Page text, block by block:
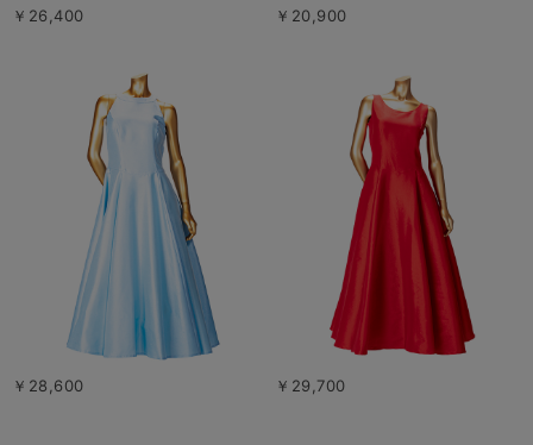
￥26,400 ￥20,900
￥28,600 ￥29,700